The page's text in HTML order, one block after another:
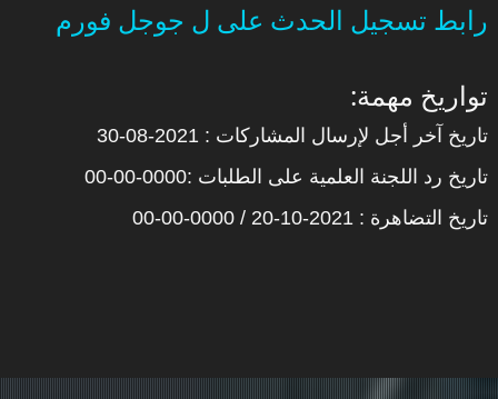
رابط تسجيل الحدث على ل جوجل فورم
:تواريخ مهمة
تاريخ آخر أجل لإرسال المشاركات : 2021-08-30
تاريخ رد اللجنة العلمية على الطلبات :0000-00-00
تاريخ التضاهرة : 2021-10-20 / 0000-00-00